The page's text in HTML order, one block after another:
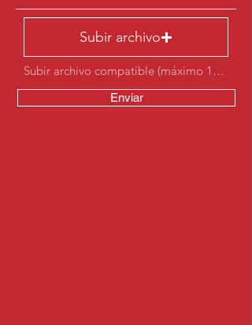
Subir archivo
Subir archivo compatible (máximo 15 MB)
Enviar